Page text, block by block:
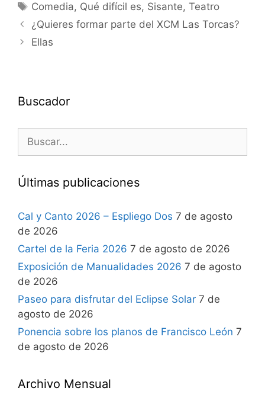
Comedia, Qué difícil es, Sisante,Teatro
¿Quieres formar parte del XCM Las Torcas?
Ellas
Buscador
Últimas publicaciones
Cal y Canto 2026 – Espliego Dos 7 de agosto
de 2026
Cartel de la Feria 2026 7 de agosto de 2026
Exposición de Manualidades 2026 7 de agosto
de 2026
Paseo para disfrutar del Eclipse Solar 7 de
agosto de 2026
Ponencia sobre los planos de Francisco León 7
de agosto de 2026
Archivo Mensual